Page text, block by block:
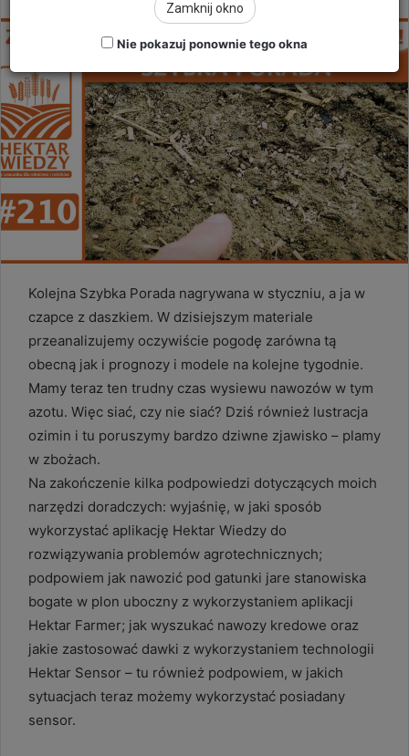
an
Kolejna Szybka Porada nagrywana w styczniu, a ja w
czapce z daszkiem. W dzisiejszym materiale
przeanalizujemy oczywiście pogodę zarówna tą
obecną jak i prognozy i modele na kolejne tygodnie.
Mamy teraz ten trudny czas wysiewu nawozów w tym
azotu. Więc siać, czy nie siać? Dziś również lustracja
ozimin i tu poruszymy bardzo dziwne zjawisko – plamy
w zbożach.
Na zakończenie kilka podpowiedzi dotyczących moich
narzędzi doradczych: wyjaśnię, w jaki sposób
wykorzystać aplikację Hektar Wiedzy do
rozwiązywania problemów agrotechnicznych;
podpowiem jak nawozić pod gatunki jare stanowiska
bogate w plon uboczny z wykorzystaniem aplikacji
Hektar Farmer; jak wyszukać nawozy kredowe oraz
jakie zastosować dawki z wykorzystaniem technologii
Hektar Sensor – tu również podpowiem, w jakich
sytuacjach teraz możemy wykorzystać posiadany
sensor.
Zamknij okno
Nie pokazuj ponownie tego okna